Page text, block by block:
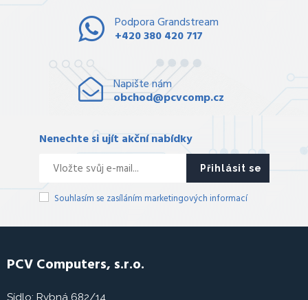
Podpora Grandstream
+420 380 420 717
Napište nám
obchod@pcvcomp.cz
Nenechte si ujít akční nabídky
Přihlásit se
Souhlasím se zasíláním marketingových informací
PCV Computers, s.r.o.
Sídlo: Rybná 682/14